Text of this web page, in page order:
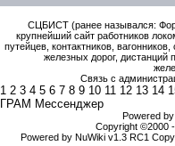
СЦБИСТ (ранее назывался:
крупнейший сайт работников
путейцев, контактников,
железных дорог, дистанций
Связь с
1 2 3 4 5 6 7 8 9 10 11 12 13 14
ГРАМ Мессенджер
Powered
Copyright ©2000
Powered by NuWiki v1.3 RC1